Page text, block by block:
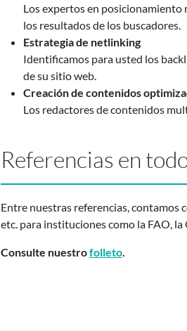
Los expertos en
los resultados de los buscadores.
Estrategia de netlinking
Identificamos para usted los
de su sitio web.
Creación de contenidos
Los redactores de contenidos
Referencias en
Entre nuestras referencias, contamos
etc. para instituciones como la FAO,
Consulte nuestrofolleto